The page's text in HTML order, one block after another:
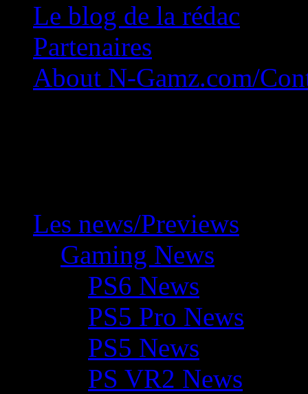
Le blog de la rédac
Partenaires
About N-Gamz.com/
Les news/Previews
Gaming News
PS6 News
PS5 Pro News
PS5 News
PS VR2 News